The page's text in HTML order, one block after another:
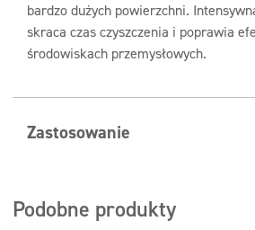
bardzo dużych powierzchni.
skraca czas czyszczenia i poprawia
środowiskach przemysłowych.
Zastosowanie
powierzchni zmywalnych oraz miejsc
regularnej dezynfekcji. Doskonale
Podobne produkty